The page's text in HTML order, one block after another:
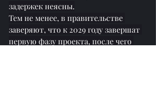
задержек неясны.
Тем не менее, в правительстве
заверяют, что к 2029 году завершат
первую фазу проекта, после чего